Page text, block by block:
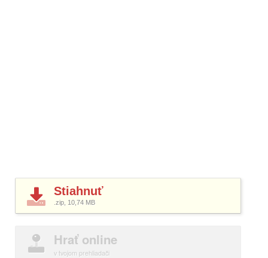
Stiahnuť
.zip, 10,74 MB
Hrať online
v tvojom prehliadači